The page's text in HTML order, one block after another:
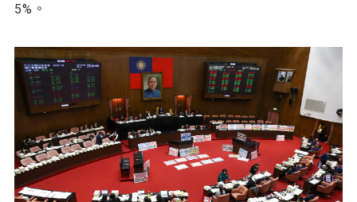
5%。